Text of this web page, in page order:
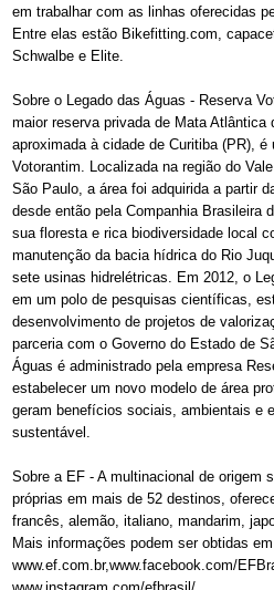
em trabalhar com as linhas oferecidas
Entre elas estão Bikefitting.com,
Schwalbe e Elite.
Sobre o Legado das Águas - Reserva
maior reserva privada de Mata
aproximada à cidade de Curitiba (PR),
Votorantim. Localizada na região do
São Paulo, a área foi adquirida a partir
desde então pela Companhia Brasileira
sua floresta e rica biodiversidade local
manutenção da bacia hídrica do Rio
sete usinas hidrelétricas. Em 2012, o
em um polo de pesquisas científicas,
desenvolvimento de projetos de
parceria com o Governo do Estado de
Águas é administrado pela empresa
estabelecer um novo modelo de área
geram benefícios sociais, ambientais e
sustentável.
Sobre a EF - A multinacional de origem
próprias em mais de 52 destinos,
francês, alemão, italiano, mandarim,
Mais informações podem ser obtidas em
www.ef.com.br,www.facebook.com/